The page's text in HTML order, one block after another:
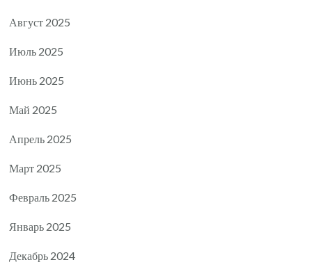
Август 2025
Июль 2025
Июнь 2025
Май 2025
Апрель 2025
Март 2025
Февраль 2025
Январь 2025
Декабрь 2024